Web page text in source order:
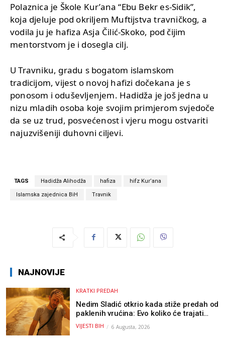
Polaznica je Škole Kur’ana “Ebu Bekr es-Sidik”,
koja djeluje pod okriljem Muftijstva travničkog, a
vodila ju je hafiza Asja Čilić-Skoko, pod čijim
mentorstvom je i dosegla cilj.
U Travniku, gradu s bogatom islamskom
tradicijom, vijest o novoj hafizi dočekana je s
ponosom i oduševljenjem. Hadidža je još jedna u
nizu mladih osoba koje svojim primjerom svjedoče
da se uz trud, posvećenost i vjeru mogu ostvariti
najuzvišeniji duhovni ciljevi.
TAGS Hadidža Alihodža hafiza hifz Kur’ana
Islamska zajednica BiH Travnik
NAJNOVIJE
KRATKI PREDAH
Nedim Sladić otkrio kada stiže predah od
paklenih vrućina: Evo koliko će trajati
osvježenje u BiH
VIJESTI BIH 6 Augusta, 2026